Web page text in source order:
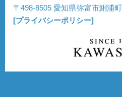
〒498-8505 愛知県弥富市鯏浦
[プライバシーポリシー]